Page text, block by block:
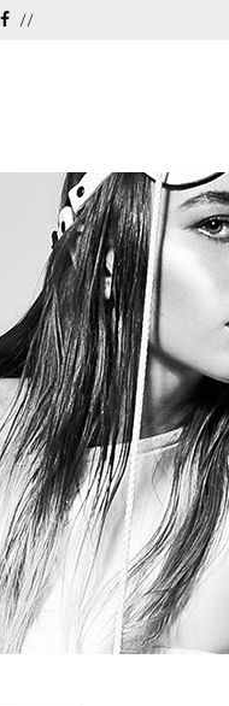
//